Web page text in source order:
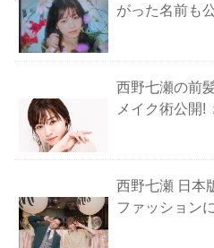
がった名前も
西野七瀬の前
メイク術公開!
西野七瀬 日本
ファッション